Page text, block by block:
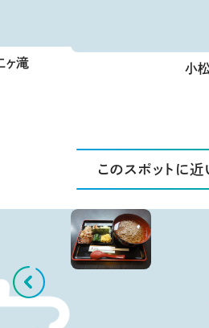
ヶ滝 小
このスポットに